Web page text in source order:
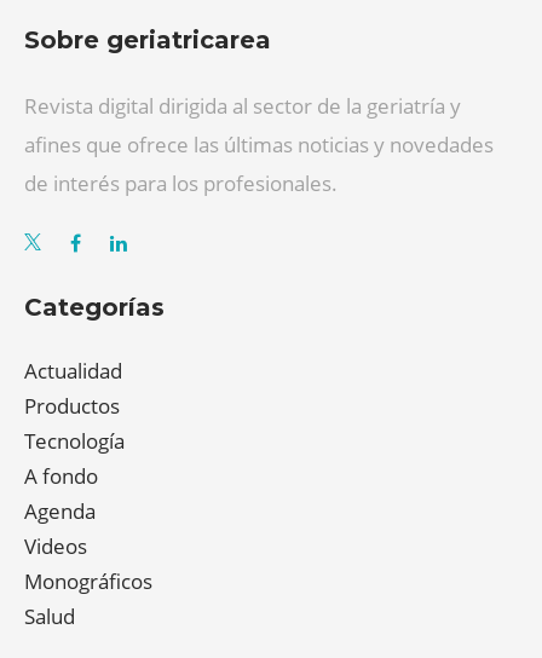
Sobre geriatricarea
Revista digital dirigida al sector de la geriatría y
afines que ofrece las últimas noticias y novedades
de interés para los profesionales.
Categorías
Actualidad
Productos
Tecnología
A fondo
Agenda
Videos
Monográficos
Salud